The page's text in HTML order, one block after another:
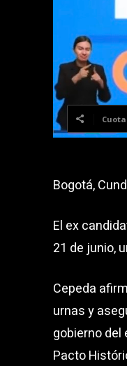
Cuota
Bogotá,
El ex
21 de junio,
Cepeda
urnas y
gobierno del
Pacto